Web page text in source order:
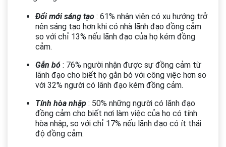
Đổi mới sáng tạo : 61% nhân viên có xu hướng trở
nên sáng tạo hơn khi có nhà lãnh đạo đồng cảm
so với chỉ 13% nếu lãnh đạo của họ kém đồng
cảm.
Gắn bó : 76% người nhận được sự đồng cảm từ
lãnh đạo cho biết họ gắn bó với công việc hơn so
với 32% người có lãnh đạo kém đồng cảm.
Tính hòa nhập : 50% những người có lãnh đạo
đồng cảm cho biết nơi làm việc của họ có tính
hòa nhập, so với chỉ 17% nếu lãnh đạo có ít thái
độ đồng cảm.